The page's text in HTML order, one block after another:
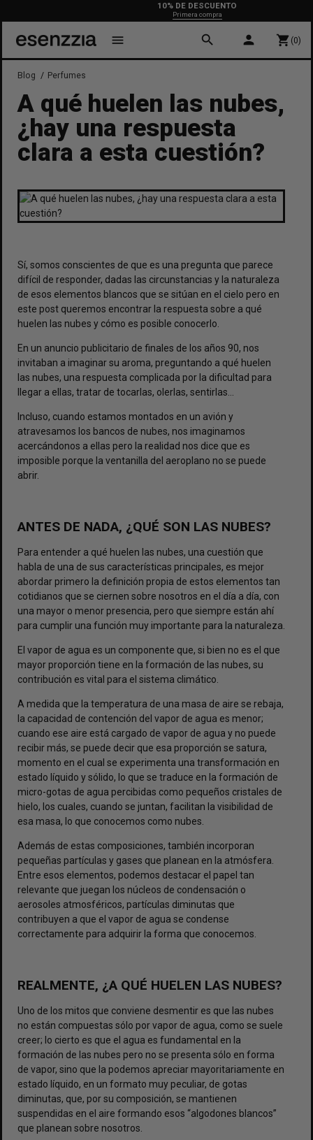
10% DE DESCUENTO
menu search person shopping_cart (0)
Blog Perfumes
A qué huelen las nubes,
¿hay una respuesta
clara a esta cuestión?
Sí, somos conscientes de que es una pregunta que parece
difícil de responder, dadas las circunstancias y la naturaleza
de esos elementos blancos que se sitúan en el cielo pero en
este post queremos encontrar la respuesta sobre a qué
huelen las nubes y cómo es posible conocerlo.
En un anuncio publicitario de finales de los años 90, nos
invitaban a imaginar su aroma, preguntando a qué huelen
las nubes, una respuesta complicada por la dificultad para
llegar a ellas, tratar de tocarlas, olerlas, sentirlas…
Incluso, cuando estamos montados en un avión y
atravesamos los bancos de nubes, nos imaginamos
acercándonos a ellas pero la realidad nos dice que es
imposible porque la ventanilla del aeroplano no se puede
abrir.
ANTES DE NADA, ¿QUÉ SON LAS NUBES?
Para entender a qué huelen las nubes, una cuestión que
habla de una de sus características principales, es mejor
abordar primero la definición propia de estos elementos tan
cotidianos que se ciernen sobre nosotros en el día a día, con
una mayor o menor presencia, pero que siempre están ahí
para cumplir una función muy importante para la naturaleza.
El vapor de agua es un componente que, si bien no es el que
mayor proporción tiene en la formación de las nubes, su
contribución es vital para el sistema climático.
A medida que la temperatura de una masa de aire se rebaja,
la capacidad de contención del vapor de agua es menor;
cuando ese aire está cargado de vapor de agua y no puede
recibir más, se puede decir que esa proporción se satura,
momento en el cual se experimenta una transformación en
estado líquido y sólido, lo que se traduce en la formación de
micro-gotas de agua percibidas como pequeños cristales de
hielo, los cuales, cuando se juntan, facilitan la visibilidad de
esa masa, lo que conocemos como nubes.
Además de estas composiciones, también incorporan
pequeñas partículas y gases que planean en la atmósfera.
Entre esos elementos, podemos destacar el papel tan
relevante que juegan los núcleos de condensación o
aerosoles atmosféricos, partículas diminutas que
contribuyen a que el vapor de agua se condense
correctamente para adquirir la forma que conocemos.
REALMENTE, ¿A QUÉ HUELEN LAS NUBES?
Uno de los mitos que conviene desmentir es que las nubes
no están compuestas sólo por vapor de agua, como se suele
creer; lo cierto es que el agua es fundamental en la
formación de las nubes pero no se presenta sólo en forma
de vapor, sino que la podemos apreciar mayoritariamente en
estado líquido, en un formato muy peculiar, de gotas
diminutas, que, por su composición, se mantienen
suspendidas en el aire formando esos “algodones blancos”
que planean sobre nosotros.